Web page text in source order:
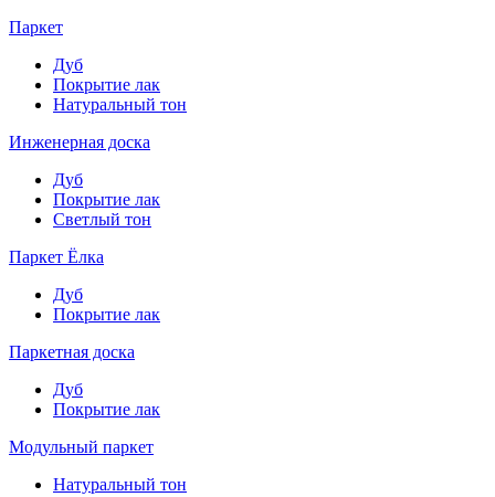
Паркет
Дуб
Покрытие лак
Натуральный тон
Инженерная доска
Дуб
Покрытие лак
Светлый тон
Паркет Ёлка
Дуб
Покрытие лак
Паркетная доска
Дуб
Покрытие лак
Модульный паркет
Натуральный тон